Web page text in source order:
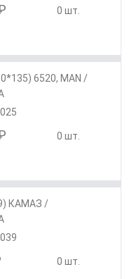
0 шт.
6520, MAN /
0 шт.
КАМАЗ /
0 шт.